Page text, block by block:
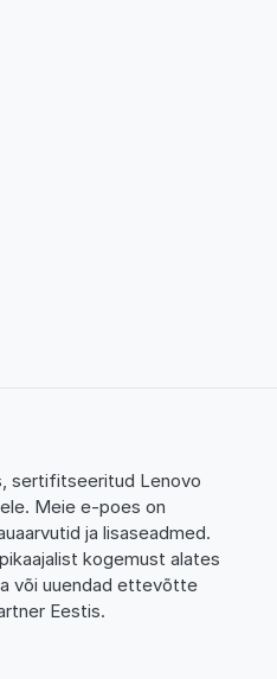
sertifitseeritud Lenovo
Meie e-poes on
ja lisaseadmed.
kogemust alates
või uuendad ettevõtte
Eestis.